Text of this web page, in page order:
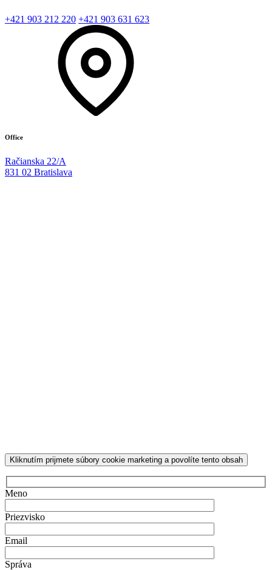
+421 903 212 220 +421 903 631 623
Office
Račianska 22/A
831 02 Bratislava
Kliknutím prijmete súbory cookie marketing a povolíte tento obsah
Meno
Priezvisko
Email
Správa